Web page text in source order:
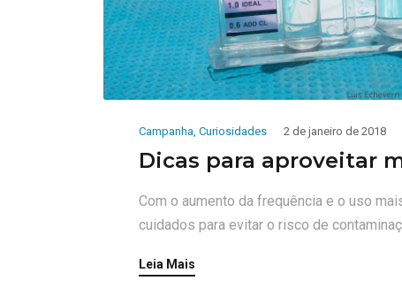
Campanha, Curiosidades 2 de janeiro de 2018
Dicas para aproveitar
Com o aumento da frequência e o uso
cuidados para evitar o risco de
Leia Mais